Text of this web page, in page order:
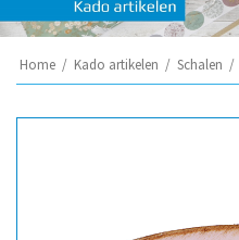
Home / Kado artikelen / Schalen /